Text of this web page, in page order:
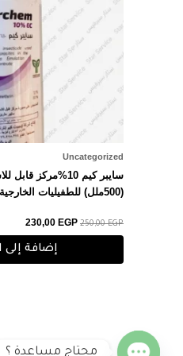
Uncategorized
سايبر كيم 10%مركز
(500ملل) للطفيليات الخارجية على الحيوان
250,00EGP
230,00 EGP
إضافة إلى
محتاج مساعدة ؟